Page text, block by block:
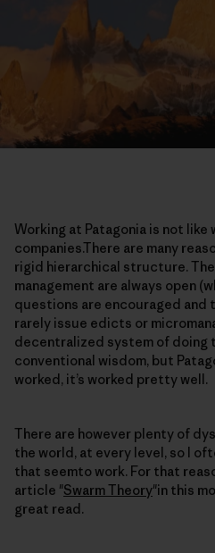
Working at Patagonia is not
companies.There are many
rigid hierarchical structure.
management are always open
questions are encouraged and
rarely issue edicts or
decentralized system of doing
conventional wisdom, but
worked, it’s worked pretty well.
There are however plenty of
the world, at every level, so I
that seemto work. For that
article "Swarm Theory"in this
great read.